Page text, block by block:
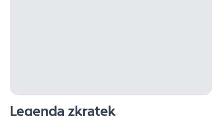
Legenda zkratek